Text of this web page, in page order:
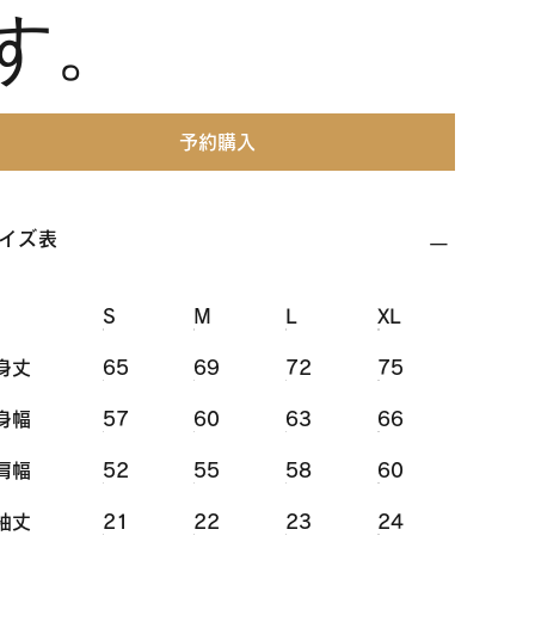
。
予約購入
ズ表
S M XL
丈 65 69 72 75
幅 57 60 63 66
幅 52 55 58 60
丈 21 22 23 24